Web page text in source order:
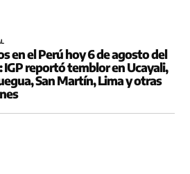
en el Perú hoy 6 de agosto del
IGP reportó temblor en Ucayali,
San Martín, Lima y otras